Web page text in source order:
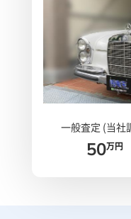
一般査定 (当社
50万円